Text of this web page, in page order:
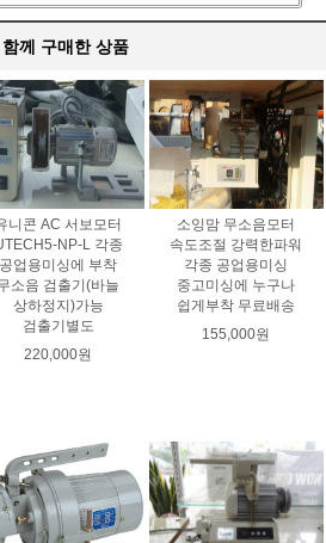
함께 구매한 상품
니콘 AC 서보모터
NP-L 각종
공업용미싱에 부착
소음 검출기(바늘
상하정지)가능
검출기별도
220,000원
소잉맘 무소음모터
속도조절 강력한파워
각종 공업용미싱
중고미싱에 누구나
쉽게부착 무료배송
155,000원